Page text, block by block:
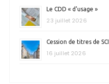
Le CDD « d’usage »
23 juillet 2026
Cession de titres de SCI
16 juillet 2026